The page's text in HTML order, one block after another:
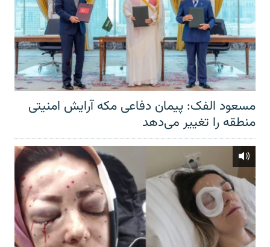
مسعود الفک: پیمان دفاعی مکه آرایش امنیتی
منطقه را تغییر می‌دهد